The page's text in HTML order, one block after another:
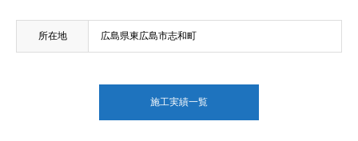
所在地 広島県東広島市志和町
施工実績一覧